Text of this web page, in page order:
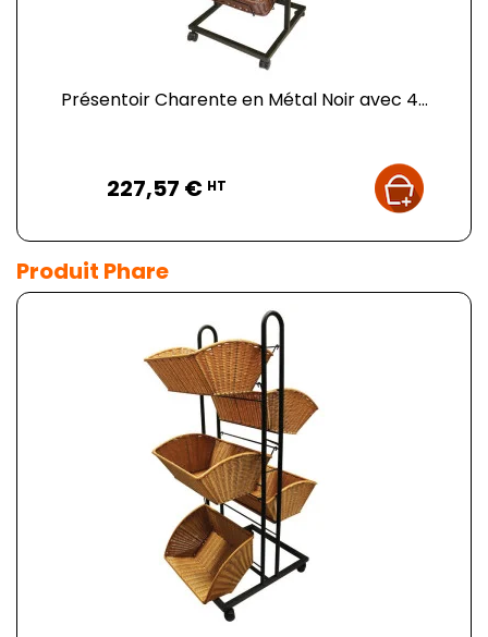
Présentoir Charente en Métal Noir avec 4...
227,57 € HT
Produit Phare